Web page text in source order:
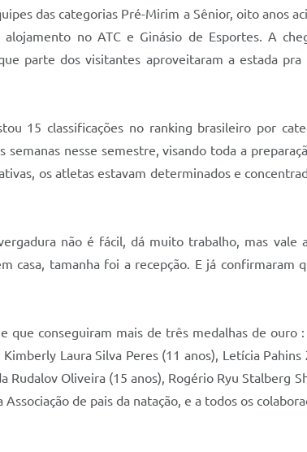
das categorias Pré-Mirim a Sênior, oito anos
no ATC e Ginásio de Esportes. A
parte dos visitantes aproveitaram a estada pra
15 classificações no ranking brasileiro por
nesse semestre, visando toda a
os atletas estavam determinados e
não é fácil, dá muito trabalho, mas vale
tamanha foi a recepção. E já confirmaram
que conseguiram mais de três medalhas de ouro
Laura Silva Peres (11 anos), Letícia
Oliveira (15 anos), Rogério Ryu Stalberg
de pais da natação, e a todos os